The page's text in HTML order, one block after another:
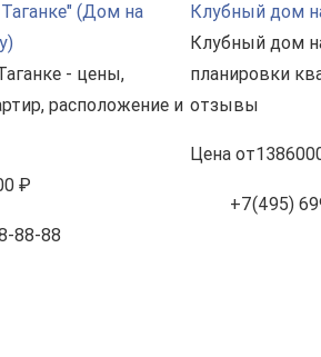
(Дом на
- цены,
расположение и
₽
88-88
Клубный дом
Клубный дом
планировки
отзывы
Цена от
+7(495)